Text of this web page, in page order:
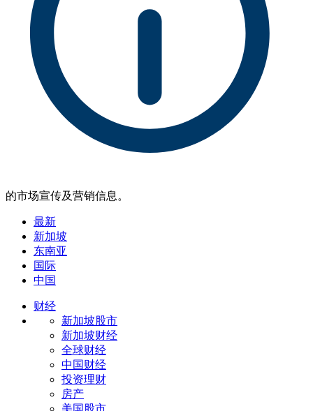
的市场宣传及营销信息。
最新
新加坡
东南亚
国际
中国
财经
新加坡股市
新加坡财经
全球财经
中国财经
投资理财
房产